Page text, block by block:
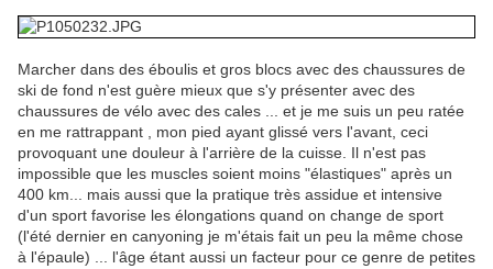
Marcher dans des éboulis et gros blocs avec des chaussures de
ski de fond n'est guère mieux que s'y présenter avec des
chaussures de vélo avec des cales ... et je me suis un peu ratée
en me rattrappant , mon pied ayant glissé vers l'avant, ceci
provoquant une douleur à l'arrière de la cuisse. Il n'est pas
impossible que les muscles soient moins "élastiques" après un
400 km... mais aussi que la pratique très assidue et intensive
d'un sport favorise les élongations quand on change de sport
(l'été dernier en canyoning je m'étais fait un peu la même chose
à l'épaule) ... l'âge étant aussi un facteur pour ce genre de petites